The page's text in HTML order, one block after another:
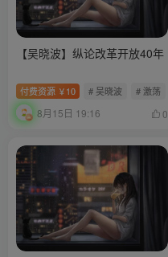
【吴晓波】纵论改革开放40年
付费资源 ￥ 10 # 吴晓波 # 激荡
8月15日 19:16 0